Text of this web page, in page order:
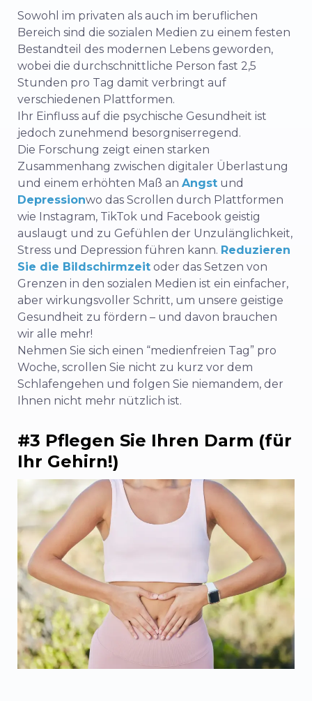
Sowohl im privaten als auch im beruflichen
Bereich sind die sozialen Medien zu einem festen
Bestandteil des modernen Lebens geworden,
wobei die durchschnittliche Person fast 2,5
Stunden pro Tag damit verbringt auf
verschiedenen Plattformen.
Ihr Einfluss auf die psychische Gesundheit ist
jedoch zunehmend besorgniserregend.
Die Forschung zeigt einen starken
Zusammenhang zwischen digitaler Überlastung
und einem erhöhten Maß an Angst und
Depressionwo das Scrollen durch Plattformen
wie Instagram, TikTok und Facebook geistig
auslaugt und zu Gefühlen der Unzulänglichkeit,
Stress und Depression führen kann. Reduzieren
Sie die Bildschirmzeit oder das Setzen von
Grenzen in den sozialen Medien ist ein einfacher,
aber wirkungsvoller Schritt, um unsere geistige
Gesundheit zu fördern – und davon brauchen
wir alle mehr!
Nehmen Sie sich einen “medienfreien Tag” pro
Woche, scrollen Sie nicht zu kurz vor dem
Schlafengehen und folgen Sie niemandem, der
Ihnen nicht mehr nützlich ist.
#3 Pflegen Sie Ihren Darm (für
Ihr Gehirn!)